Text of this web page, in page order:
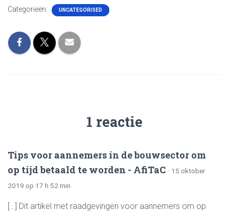
Categorieën: UNCATEGORISED
1 reactie
Tips voor aannemers in de bouwsector om
op tijd betaald te worden - AfiTaC · 15 oktober
2019 op 17 h 52 min
[…] Dit artikel met raadgevingen voor aannemers om op